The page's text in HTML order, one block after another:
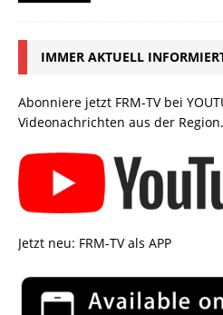
IMMER AKTUELL
Abonniere jetzt FRM-TV bei
Videonachrichten aus der Region.
Jetzt neu: FRM-TV als APP